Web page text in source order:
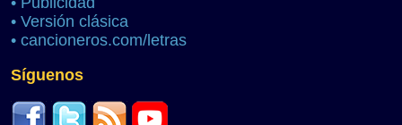
• Versión clásica
• cancioneros.com/letras
Síguenos